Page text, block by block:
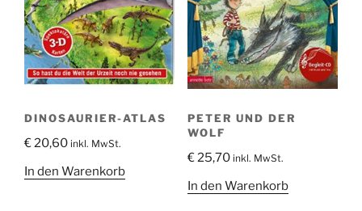
DINOSAURIER-ATLAS
€20,60 inkl. MwSt.
In den Warenkorb
PETER UND DER
WOLF
€25,70 inkl. MwSt.
In den Warenkorb